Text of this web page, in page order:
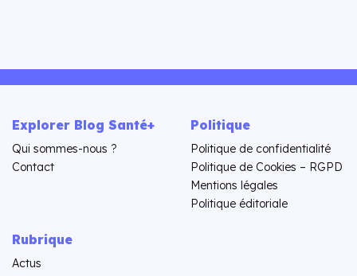
Explorer Blog Santé+
Qui sommes-nous ?
Contact
Politique
Politique de confidentialité
Politique de Cookies – RGPD
Mentions légales
Politique éditoriale
Rubrique
Actus